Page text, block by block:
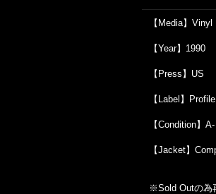
【Media】
【Year】1990
【Press】US
【Label】Profile
【Condition】
【Jacket】
※Sold Outの為